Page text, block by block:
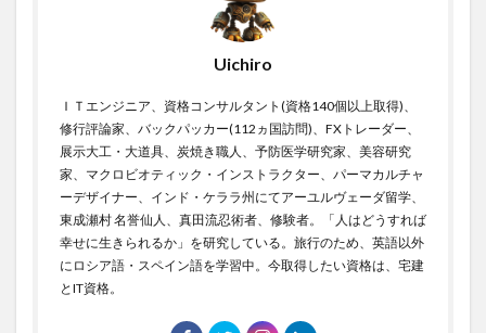
Uichiro
ＩＴエンジニア、資格コンサルタント(資格140個以上取得)、
修行評論家、バックパッカー(112ヵ国訪問)、FXトレーダー、
展示大工・大道具、炭焼き職人、予防医学研究家、美容研究
家、マクロビオティック・インストラクター、パーマカルチャ
ーデザイナー、インド・ケララ州にてアーユルヴェーダ留学、
東成瀬村 名誉仙人、真田流忍術者、修験者。「人はどうすれば
幸せに生きられるか」を研究している。旅行のため、英語以外
にロシア語・スペイン語を学習中。今取得したい資格は、宅建
とIT資格。